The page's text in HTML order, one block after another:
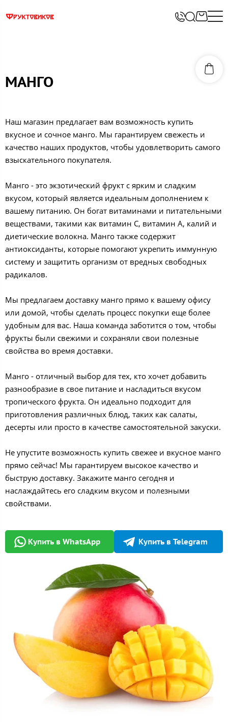
МАНГО
Наш магазин предлагает вам возможность купить
вкусное и сочное манго. Мы гарантируем свежесть и
качество наших продуктов, чтобы удовлетворить самого
взыскательного покупателя.
Манго - это экзотический фрукт с ярким и сладким
вкусом, который является идеальным дополнением к
вашему питанию. Он богат витаминами и питательными
веществами, такими как витамин С, витамин А, калий и
диетические волокна. Манго также содержит
антиоксиданты, которые помогают укрепить иммунную
систему и защитить организм от вредных свободных
радикалов.
Мы предлагаем доставку манго прямо к вашему офису
или домой, чтобы сделать процесс покупки еще более
удобным для вас. Наша команда заботится о том, чтобы
фрукты были свежими и сохраняли свои полезные
свойства во время доставки.
Манго - отличный выбор для тех, кто хочет добавить
разнообразие в свое питание и насладиться вкусом
тропического фрукта. Он идеально подходит для
приготовления различных блюд, таких как салаты,
десерты или просто в качестве самостоятельной закуски.
Не упустите возможность купить свежее и вкусное манго
прямо сейчас! Мы гарантируем высокое качество и
быструю доставку. Закажите манго сегодня и
наслаждайтесь его сладким вкусом и полезными
свойствами.
Купить в WhatsApp Купить в Telegram